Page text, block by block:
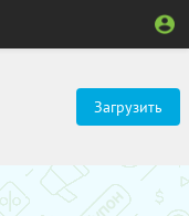
Загрузить